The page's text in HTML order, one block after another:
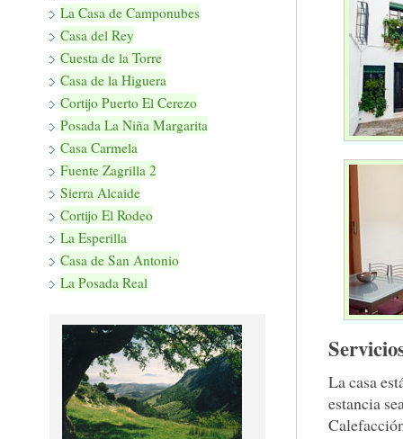
La Casa de Camponubes
Casa del Rey
Cuesta de la Torre
Casa de la Higuera
Cortijo Puerto El Cerezo
Posada La Niña Margarita
Casa Carmela
Fuente Zagrilla 2
Sierra Alcaide
Cortijo El Rodeo
La Esperilla
Casa de San Antonio
La Posada Real
La casa
estancia